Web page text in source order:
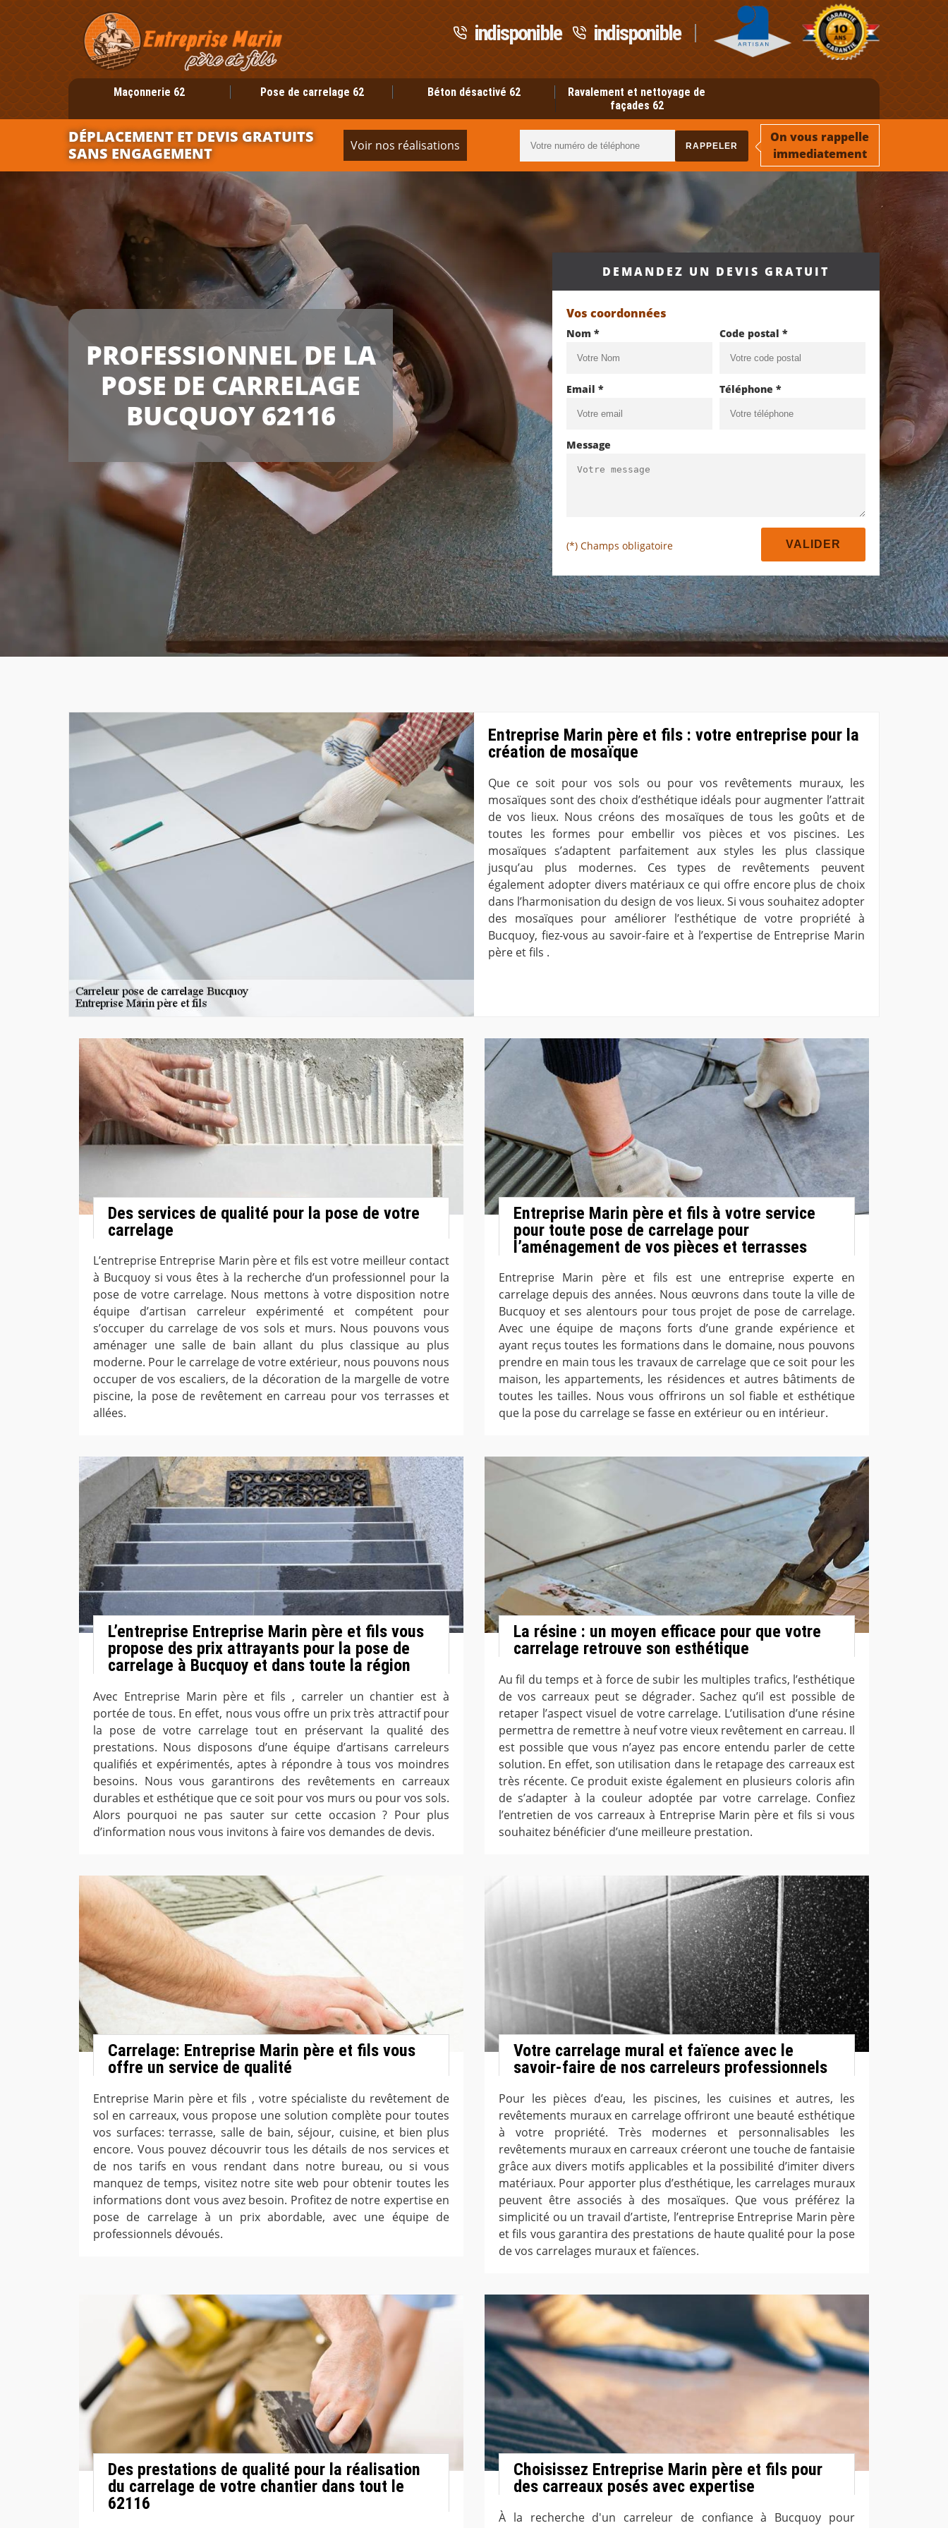
indisponible indisponible
Maçonnerie 62 Pose de carrelage 62 Béton désactivé 62
Ravalement et nettoyage de
façades 62
DÉPLACEMENT ET DEVIS GRATUITS
SANS ENGAGEMENT
Voir nos réalisations
On vous rappelle
immediatement
PROFESSIONNEL DE LA
POSE DE CARRELAGE
BUCQUOY 62116
DEMANDEZ UN DEVIS GRATUIT
Vos coordonnées
Nom * Code postal *
Email * Téléphone *
Message
(*) Champs obligatoire
Entreprise Marin père et fils : votre entreprise pour la
création de mosaïque
Que ce soit pour vos sols ou pour vos revêtements muraux, les
mosaïques sont des choix d’esthétique idéals pour augmenter l’attrait
de vos lieux. Nous créons des mosaïques de tous les goûts et de
toutes les formes pour embellir vos pièces et vos piscines. Les
mosaïques s’adaptent parfaitement aux styles les plus classique
jusqu’au plus modernes. Ces types de revêtements peuvent
également adopter divers matériaux ce qui offre encore plus de choix
dans l’harmonisation du design de vos lieux. Si vous souhaitez adopter
des mosaïques pour améliorer l’esthétique de votre propriété à
Bucquoy, fiez-vous au savoir-faire et à l’expertise de Entreprise Marin
père et fils .
Des services de qualité pour la pose de votre
carrelage
L’entreprise Entreprise Marin père et fils est votre meilleur contact
à Bucquoy si vous êtes à la recherche d’un professionnel pour la
pose de votre carrelage. Nous mettons à votre disposition notre
équipe d’artisan carreleur expérimenté et compétent pour
s’occuper du carrelage de vos sols et murs. Nous pouvons vous
aménager une salle de bain allant du plus classique au plus
moderne. Pour le carrelage de votre extérieur, nous pouvons nous
occuper de vos escaliers, de la décoration de la margelle de votre
piscine, la pose de revêtement en carreau pour vos terrasses et
allées.
Entreprise Marin père et fils à votre service
pour toute pose de carrelage pour
l’aménagement de vos pièces et terrasses
Entreprise Marin père et fils est une entreprise experte en
carrelage depuis des années. Nous œuvrons dans toute la ville de
Bucquoy et ses alentours pour tous projet de pose de carrelage.
Avec une équipe de maçons forts d’une grande expérience et
ayant reçus toutes les formations dans le domaine, nous pouvons
prendre en main tous les travaux de carrelage que ce soit pour les
maison, les appartements, les résidences et autres bâtiments de
toutes les tailles. Nous vous offrirons un sol fiable et esthétique
que la pose du carrelage se fasse en extérieur ou en intérieur.
L’entreprise Entreprise Marin père et fils vous
propose des prix attrayants pour la pose de
carrelage à Bucquoy et dans toute la région
Avec Entreprise Marin père et fils , carreler un chantier est à
portée de tous. En effet, nous vous offre un prix très attractif pour
la pose de votre carrelage tout en préservant la qualité des
prestations. Nous disposons d’une équipe d’artisans carreleurs
qualifiés et expérimentés, aptes à répondre à tous vos moindres
besoins. Nous vous garantirons des revêtements en carreaux
durables et esthétique que ce soit pour vos murs ou pour vos sols.
Alors pourquoi ne pas sauter sur cette occasion ? Pour plus
d’information nous vous invitons à faire vos demandes de devis.
La résine : un moyen efficace pour que votre
carrelage retrouve son esthétique
Au fil du temps et à force de subir les multiples trafics, l’esthétique
de vos carreaux peut se dégrader. Sachez qu’il est possible de
retaper l’aspect visuel de votre carrelage. L’utilisation d’une résine
permettra de remettre à neuf votre vieux revêtement en carreau. Il
est possible que vous n’ayez pas encore entendu parler de cette
solution. En effet, son utilisation dans le retapage des carreaux est
très récente. Ce produit existe également en plusieurs coloris afin
de s’adapter à la couleur adoptée par votre carrelage. Confiez
l’entretien de vos carreaux à Entreprise Marin père et fils si vous
souhaitez bénéficier d’une meilleure prestation.
Carrelage: Entreprise Marin père et fils vous
offre un service de qualité
Entreprise Marin père et fils , votre spécialiste du revêtement de
sol en carreaux, vous propose une solution complète pour toutes
vos surfaces: terrasse, salle de bain, séjour, cuisine, et bien plus
encore. Vous pouvez découvrir tous les détails de nos services et
de nos tarifs en vous rendant dans notre bureau, ou si vous
manquez de temps, visitez notre site web pour obtenir toutes les
informations dont vous avez besoin. Profitez de notre expertise en
pose de carrelage à un prix abordable, avec une équipe de
professionnels dévoués.
Votre carrelage mural et faïence avec le
savoir-faire de nos carreleurs professionnels
Pour les pièces d’eau, les piscines, les cuisines et autres, les
revêtements muraux en carrelage offriront une beauté esthétique
à votre propriété. Très modernes et personnalisables les
revêtements muraux en carreaux créeront une touche de fantaisie
grâce aux divers motifs applicables et la possibilité d’imiter divers
matériaux. Pour apporter plus d’esthétique, les carrelages muraux
peuvent être associés à des mosaïques. Que vous préférez la
simplicité ou un travail d’artiste, l’entreprise Entreprise Marin père
et fils vous garantira des prestations de haute qualité pour la pose
de vos carrelages muraux et faïences.
Des prestations de qualité pour la réalisation
du carrelage de votre chantier dans tout le
62116
Choisissez Entreprise Marin père et fils pour
des carreaux posés avec expertise
À la recherche d'un carreleur de confiance à Bucquoy pour